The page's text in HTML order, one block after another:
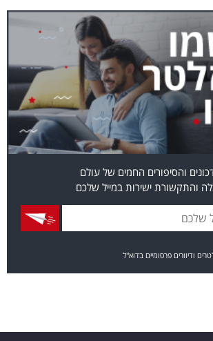
והסיפורים החמים של עולם
והתקשורת ישירות במייל שלכם
ודיוורים פרסומיים בדוא"ל